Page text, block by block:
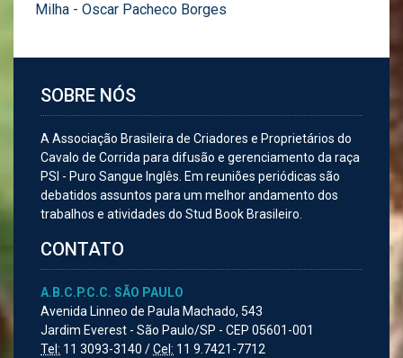
Milha - Oscar Pacheco Borges
SOBRE NÓS
A Associação Brasileira de Criadores e Proprietários do
Cavalo de Corrida para difusão e gerenciamento da raça
PSI - Puro Sangue Inglês. Em reuniões periódicas são
debatidos assuntos para um melhor andamento dos
trabalhos e atividades do Stud Book Brasileiro.
CONTATO
A.B.C.P.C.C. SÃO PAULO
Avenida Linneo de Paula Machado, 543
Jardim Everest - São Paulo/SP - CEP 05601-001
Tel: 11 3093-3140 /Cel: 11 9.7421-7712